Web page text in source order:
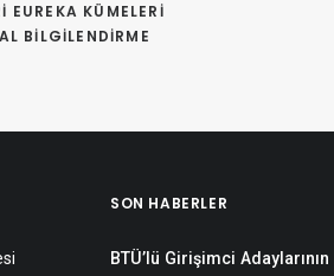
EUREKA KÜMELERI
BILGILENDIRME
SON HABERLER
BTÜ’lü Girişimci Adaylarının